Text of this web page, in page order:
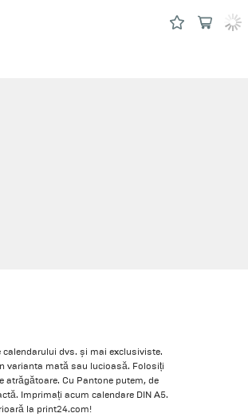
dvs. și mai exclusiviste.
varianta mată sau lucioasă. Folosiți
atrăgătoare. Cu Pantone putem, de
Imprimați acum calendare DIN A5.
la print24.com!